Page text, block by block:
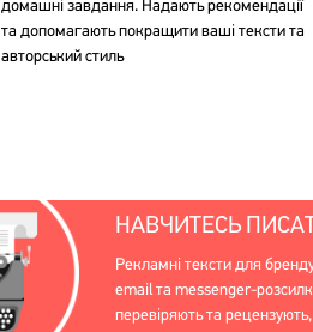
домашні завдання. Надають рекомендації
та допомагають покращити ваші тексти та
авторський стиль
НАВЧИТЕСЬ
Рекламні тексти для
email та messenger-
перевіряють та